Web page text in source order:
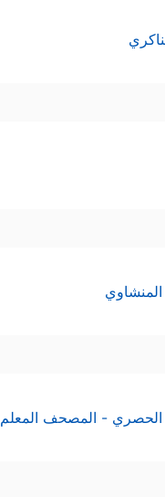
الحصري - المصحف المعلم